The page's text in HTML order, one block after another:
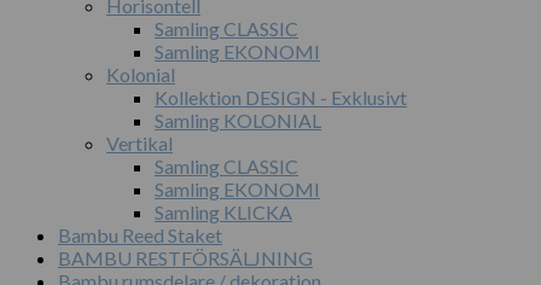
Horisontell
Samling CLASSIC
Samling EKONOMI
Kolonial
Kollektion DESIGN - Exklusivt
Samling KOLONIAL
Vertikal
Samling CLASSIC
Samling EKONOMI
Samling KLICKA
Bambu Reed Staket
BAMBU RESTFÖRSÄLJNING
Bambu rumsdelare / dekoration